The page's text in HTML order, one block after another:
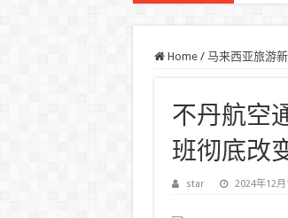
Home / 马来西亚旅游
不丹航空
班彻底改
star 2024年12月